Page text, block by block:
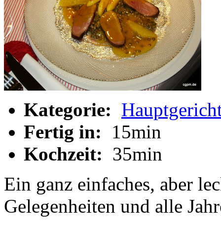
Kategorie:
Fertig in:
15min
Kochzeit: 35min
Ein ganz einfaches, aber
Gelegenheiten und alle